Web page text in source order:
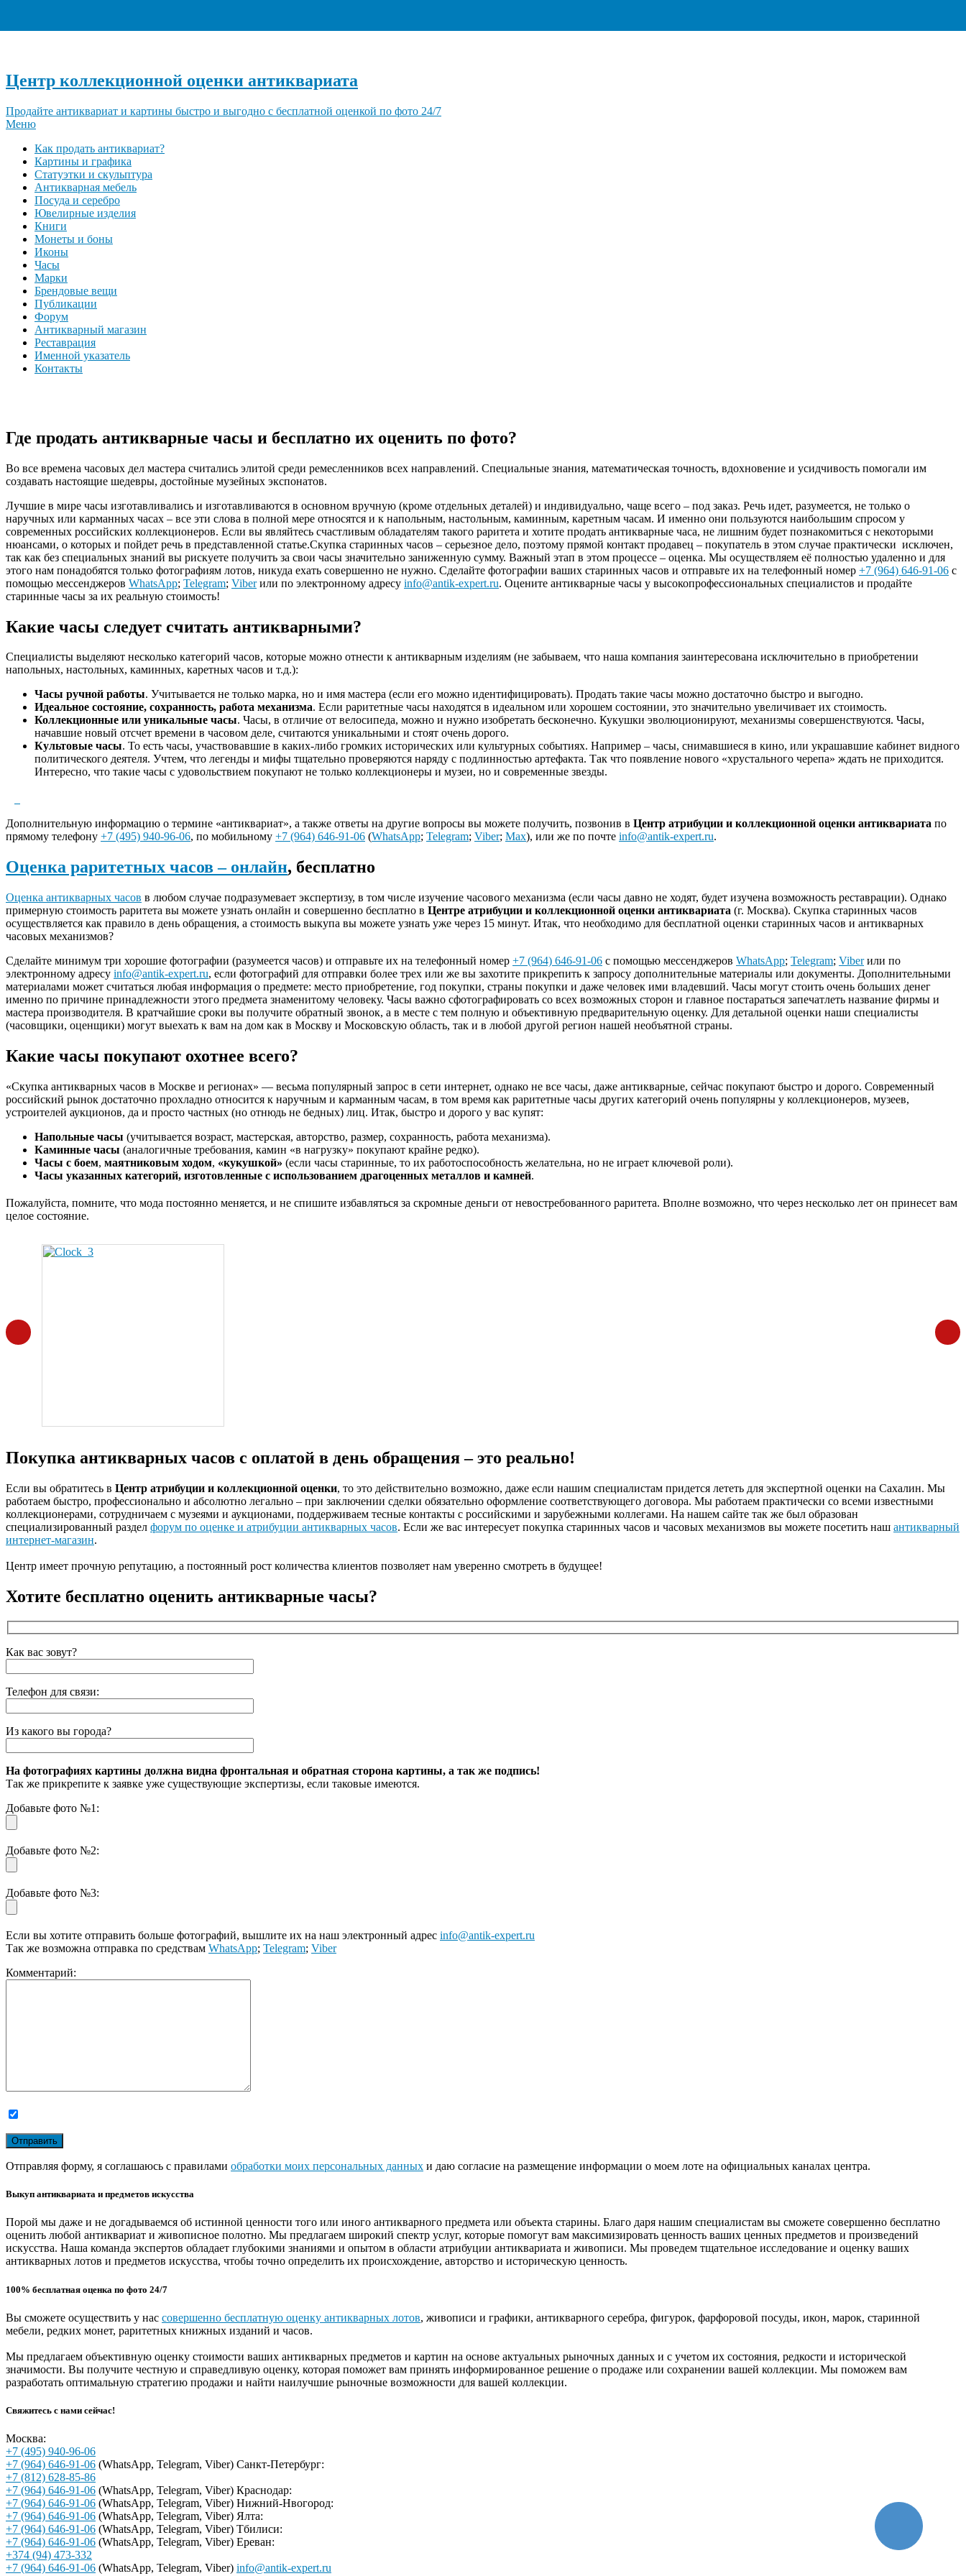
Центр коллекционной оценки антиквариата
Продайте антиквариат и картины быстро и выгодно с бесплатной оценкой по фото 24/7
Меню
Как продать антиквариат?
Картины и графика
Статуэтки и скульптура
Антикварная мебель
Посуда и серебро
Ювелирные изделия
Книги
Монеты и боны
Иконы
Часы
Марки
Брендовые вещи
Публикации
Форум
Антикварный магазин
Реставрация
Именной указатель
Контакты
Где продать антикварные часы и бесплатно их оценить по фото?
Во все времена часовых дел мастера считались элитой среди ремесленников всех направлений. Специальные знания, математическая точность, вдохновение и усидчивость помогали им
создавать настоящие шедевры, достойные музейных экспонатов.
Лучшие в мире часы изготавливались и изготавливаются в основном вручную (кроме отдельных деталей) и индивидуально, чаще всего – под заказ. Речь идет, разумеется, не только о
наручных или карманных часах – все эти слова в полной мере относятся и к напольным, настольным, каминным, каретным часам. И именно они пользуются наибольшим спросом у
современных российских коллекционеров. Если вы являйтесь счастливым обладателям такого раритета и хотите продать антикварные часа, не лишним будет познакомиться с некоторыми
нюансами, о которых и пойдет речь в представленной статье.Скупка старинных часов – серьезное дело, поэтому прямой контакт продавец – покупатель в этом случае практически исключен,
так как без специальных знаний вы рискуете получить за свои часы значительно заниженную сумму. Важный этап в этом процессе – оценка. Мы осуществляем её полностью удаленно и для
этого нам понадобятся только фотографиям лотов, никуда ехать совершенно не нужно. Сделайте фотографии ваших старинных часов и отправьте их на телефонный номер +7 (964) 646-91-06 с
помощью мессенджеров WhatsApp; Telegram; Viberили по электронному адресу info@antik-expert.ru. Оцените антикварные часы у высокопрофессиональных специалистов и продайте
старинные часы за их реальную стоимость!
Какие часы следует считать антикварными?
Специалисты выделяют несколько категорий часов, которые можно отнести к антикварным изделиям (не забываем, что наша компания заинтересована исключительно в приобретении
напольных, настольных, каминных, каретных часов и т.д.):
Часы ручной работы. Учитывается не только марка, но и имя мастера (если его можно идентифицировать). Продать такие часы можно достаточно быстро и выгодно.
Идеальное состояние, сохранность, работа механизма. Если раритетные часы находятся в идеальном или хорошем состоянии, это значительно увеличивает их стоимость.
Коллекционные или уникальные часы. Часы, в отличие от велосипеда, можно и нужно изобретать бесконечно. Кукушки эволюционируют, механизмы совершенствуются. Часы,
начавшие новый отсчет времени в часовом деле, считаются уникальными и стоят очень дорого.
Культовые часы. То есть часы, участвовавшие в каких-либо громких исторических или культурных событиях. Например – часы, снимавшиеся в кино, или украшавшие кабинет видного
политического деятеля. Учтем, что легенды и мифы тщательно проверяются наряду с подлинностью артефакта. Так что появление нового «хрустального черепа» ждать не приходится.
Интересно, что такие часы с удовольствием покупают не только коллекционеры и музеи, но и современные звезды.
Дополнительную информацию о термине «антиквариат», а также ответы на другие вопросы вы можете получить, позвонив в Центр атрибуции и коллекционной оценки антиквариата по
прямому телефону +7 (495) 940-96-06, по мобильному +7 (964) 646-91-06 (WhatsApp; Telegram; Viber; Max), или же по почте info@antik-expert.ru.
Оценка раритетных часов – онлайн, бесплатно
Оценка антикварных часов в любом случае подразумевает экспертизу, в том числе изучение часового механизма (если часы давно не ходят, будет изучена возможность реставрации). Однако
примерную стоимость раритета вы можете узнать онлайн и совершенно бесплатно в Центре атрибуции и коллекционной оценки антиквариата (г. Москва). Скупка старинных часов
осуществляется как правило в день обращения, а стоимость выкупа вы можете узнать уже через 15 минут. Итак, что необходимо для бесплатной оценки старинных часов и антикварных
часовых механизмов?
Сделайте минимум три хорошие фотографии (разумеется часов) и отправьте их на телефонный номер +7 (964) 646-91-06 с помощью мессенджеров WhatsApp; Telegram; Viberили по
электронному адресу info@antik-expert.ru, если фотографий для отправки более трех или же вы захотите прикрепить к запросу дополнительные материалы или документы. Дополнительными
материалами может считаться любая информация о предмете: место приобретение, год покупки, страны покупки и даже человек ими владевший. Часы могут стоить очень больших денег
именно по причине принадлежности этого предмета знаменитому человеку. Часы важно сфотографировать со всех возможных сторон и главное постараться запечатлеть название фирмы и
мастера производителя. В кратчайшие сроки вы получите обратный звонок, а в месте с тем полную и объективную предварительную оценку. Для детальной оценки наши специалисты
(часовщики, оценщики) могут выехать к вам на дом как в Москву и Московскую область, так и в любой другой регион нашей необъятной страны.
Какие часы покупают охотнее всего?
«Скупка антикварных часов в Москве и регионах» — весьма популярный запрос в сети интернет, однако не все часы, даже антикварные, сейчас покупают быстро и дорого. Современный
российский рынок достаточно прохладно относится к наручным и карманным часам, в том время как раритетные часы других категорий очень популярны у коллекционеров, музеев,
устроителей аукционов, да и просто частных (но отнюдь не бедных) лиц. Итак, быстро и дорого у вас купят:
Напольные часы (учитывается возраст, мастерская, авторство, размер, сохранность, работа механизма).
Каминные часы (аналогичные требования, камин «в нагрузку» покупают крайне редко).
Часы с боем, маятниковым ходом, «кукушкой» (если часы старинные, то их работоспособность желательна, но не играет ключевой роли).
Часы указанных категорий, изготовленные с использованием драгоценных металлов и камней.
Пожалуйста, помните, что мода постоянно меняется, и не спишите избавляться за скромные деньги от невостребованного раритета. Вполне возможно, что через несколько лет он принесет вам
целое состояние.
Покупка антикварных часов с оплатой в день обращения – это реально!
Если вы обратитесь в Центр атрибуции и коллекционной оценки, то это действительно возможно, даже если нашим специалистам придется лететь для экспертной оценки на Сахалин. Мы
работаем быстро, профессионально и абсолютно легально – при заключении сделки обязательно оформление соответствующего договора. Мы работаем практически со всеми известными
коллекционерами, сотрудничаем с музеями и аукционами, поддерживаем тесные контакты с российскими и зарубежными коллегами. На нашем сайте так же был образован
специализированный раздел форум по оценке и атрибуции антикварных часов. Если же вас интересует покупка старинных часов и часовых механизмов вы можете посетить наш антикварный
интернет-магазин.
Центр имеет прочную репутацию, а постоянный рост количества клиентов позволяет нам уверенно смотреть в будущее!
Хотите бесплатно оценить антикварные часы?
Как вас зовут?
Телефон для связи:
Из какого вы города?
На фотографиях картины должна видна фронтальная и обратная сторона картины, а так же подпись!
Так же прикрепите к заявке уже существующие экспертизы, если таковые имеются.
Добавьте фото №1:
Добавьте фото №2:
Добавьте фото №3:
Если вы хотите отправить больше фотографий, вышлите их на наш электронный адрес info@antik-expert.ru
Так же возможна отправка по средствам WhatsApp; Telegram; Viber
Комментарий:
Отправляя форму, я соглашаюсь с правилами обработки моих персональных данных и даю согласие на размещение информации о моем лоте на официальных каналах центра.
Выкуп антиквариата и предметов искусства
Порой мы даже и не догадываемся об истинной ценности того или иного антикварного предмета или объекта старины. Благо даря нашим специалистам вы сможете совершенно бесплатно
оценить любой антиквариат и живописное полотно. Мы предлагаем широкий спектр услуг, которые помогут вам максимизировать ценность ваших ценных предметов и произведений
искусства. Наша команда экспертов обладает глубокими знаниями и опытом в области атрибуции антиквариата и живописи. Мы проведем тщательное исследование и оценку ваших
антикварных лотов и предметов искусства, чтобы точно определить их происхождение, авторство и историческую ценность.
100% бесплатная оценка по фото 24/7
Вы сможете осуществить у нас совершенно бесплатную оценку антикварных лотов, живописи и графики, антикварного серебра, фигурок, фарфоровой посуды, икон, марок, старинной
мебели, редких монет, раритетных книжных изданий и часов.
Мы предлагаем объективную оценку стоимости ваших антикварных предметов и картин на основе актуальных рыночных данных и с учетом их состояния, редкости и исторической
значимости. Вы получите честную и справедливую оценку, которая поможет вам принять информированное решение о продаже или сохранении вашей коллекции. Мы поможем вам
разработать оптимальную стратегию продажи и найти наилучшие рыночные возможности для вашей коллекции.
Свяжитесь с нами сейчас!
Москва:
+7 (495) 940-96-06
+7 (964) 646-91-06 (WhatsApp, Telegram, Viber) Санкт-Петербург:
+7 (812) 628-85-86
+7 (964) 646-91-06 (WhatsApp, Telegram, Viber) Краснодар:
+7 (964) 646-91-06 (WhatsApp, Telegram, Viber) Нижний-Нвогород:
+7 (964) 646-91-06 (WhatsApp, Telegram, Viber) Ялта:
+7 (964) 646-91-06 (WhatsApp, Telegram, Viber) Тбилиси:
+7 (964) 646-91-06 (WhatsApp, Telegram, Viber) Ереван:
+374 (94) 473-332
+7 (964) 646-91-06 (WhatsApp, Telegram, Viber) info@antik-expert.ru